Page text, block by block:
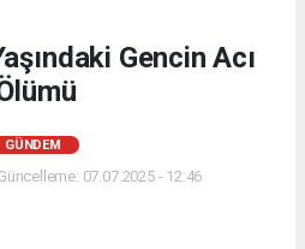
Gencin Acı
GÜNDEM
07.07.2025 - 12:46